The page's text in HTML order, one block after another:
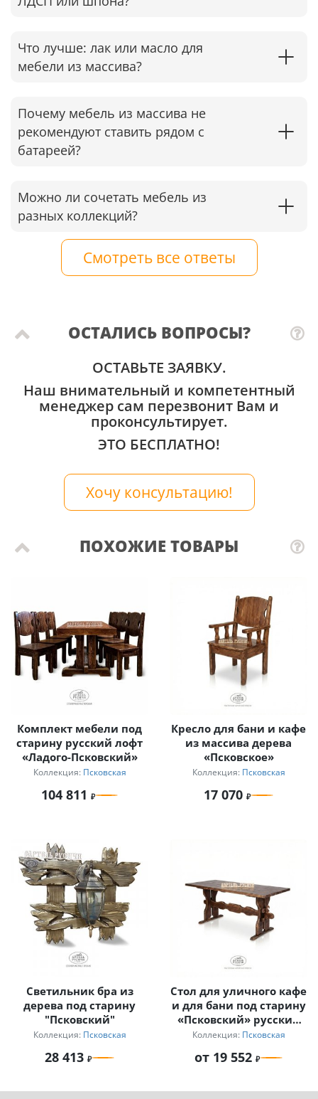
Что лучше: лак или масло для
мебели из массива?
Почему мебель из массива не
рекомендуют ставить рядом с
батареей?
Можно ли сочетать мебель из
разных коллекций?
Смотреть все ответы
ОСТАЛИСЬ ВОПРОСЫ?
ОСТАВЬТЕ ЗАЯВКУ.
Наш внимательный и компетентный
менеджер сам перезвонит Вам и
проконсультирует.
ЭТО БЕСПЛАТНО!
Хочу консультацию!
ПОХОЖИЕ ТОВАРЫ
Комплект мебели под
старину русский лофт
«Ладого-Псковский»
Коллекция: Псковская
104 811
Кресло для бани и кафе
из массива дерева
«Псковское»
Коллекция: Псковская
17 070
Светильник бра из
дерева под старину
"Псковский"
Коллекция: Псковская
28 413
Стол для уличного кафе
и для бани под старину
«Псковский» русский
лофт
Коллекция: Псковская
от 19 552